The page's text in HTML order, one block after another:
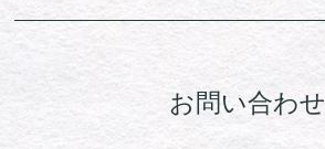
お問い合わせ